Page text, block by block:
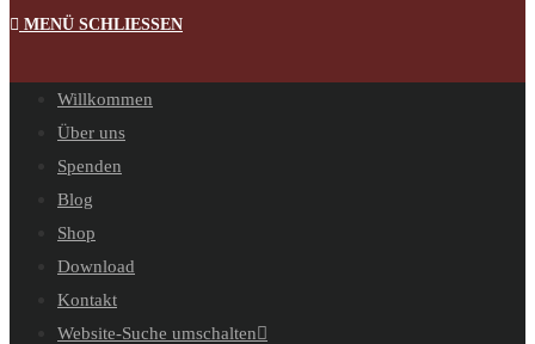
MENÜ SCHLIESSEN
Willkommen
Über uns
Spenden
Blog
Shop
Download
Kontakt
Website-Suche umschalten